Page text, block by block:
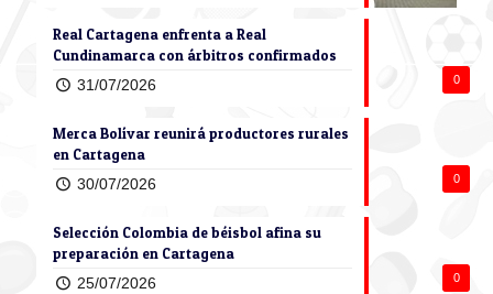
0
Real Cartagena enfrenta a Real
Cundinamarca con árbitros confirmados
31/07/2026
0
Merca Bolívar reunirá productores rurales
en Cartagena
30/07/2026
0
Selección Colombia de béisbol afina su
preparación en Cartagena
25/07/2026